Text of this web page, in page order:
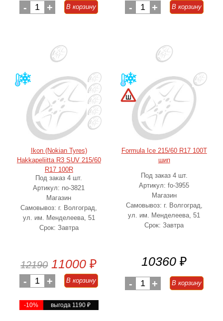
- 1 + В корзину - 1 + В корзину
Ikon (Nokian Tyres)
Hakkapeliitta R3 SUV 215/60
R17 100R
Под заказ 4 шт.
Артикул: no-3821
Магазин
Самовывоз: г. Волгоград,
ул. им. Менделеева, 51
Срок: Завтра
12190 11000 ₽
- 1 + В корзину
-10% выгода 1190₽
Formula Ice 215/60 R17 100T
шип
Под заказ 4 шт.
Артикул: fo-3955
Магазин
Самовывоз: г. Волгоград,
ул. им. Менделеева, 51
Срок: Завтра
10360 ₽
- 1 + В корзину